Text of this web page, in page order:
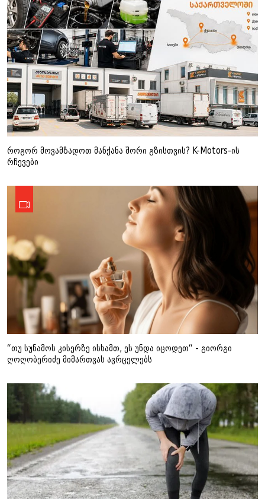
როგორ მოვამზადოთ მანქანა შორი გზისთვის? K-Motors-ის
რჩევები
“თუ სუნამოს კისერზე ისხამთ, ეს უნდა იცოდეთ“ - გიორგი
ღოღობერიძე მიმართვას ავრცელებს